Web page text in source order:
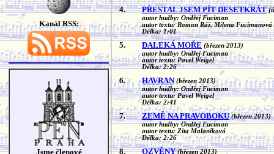
Kanál RSS:
Jsme členové
4. PŘESTAL JSEM PÍT DESETKRÁT
autor hudby: Ondřej Fuciman
autor textu: Roman Ráž, Milena Fucimanová
Délka: 1:01
5. DALEKÁ MOŘE (březen 2013)
autor hudby: Ondřej Fuciman
autor textu: Pavel Weigel
Délka: 2:26
6. HAVRAN (březen 2013)
autor hudby: Ondřej Fuciman
autor textu: Pavel Weigel
Délka: 2:41
7. ZEMĚ NA PRAVOBOKU (březen 2013)
autor hudby: Ondřej Fuciman
autor textu: Zita Malaníková
Délka: 2:26
8. OZVĚNY (březen 2013)